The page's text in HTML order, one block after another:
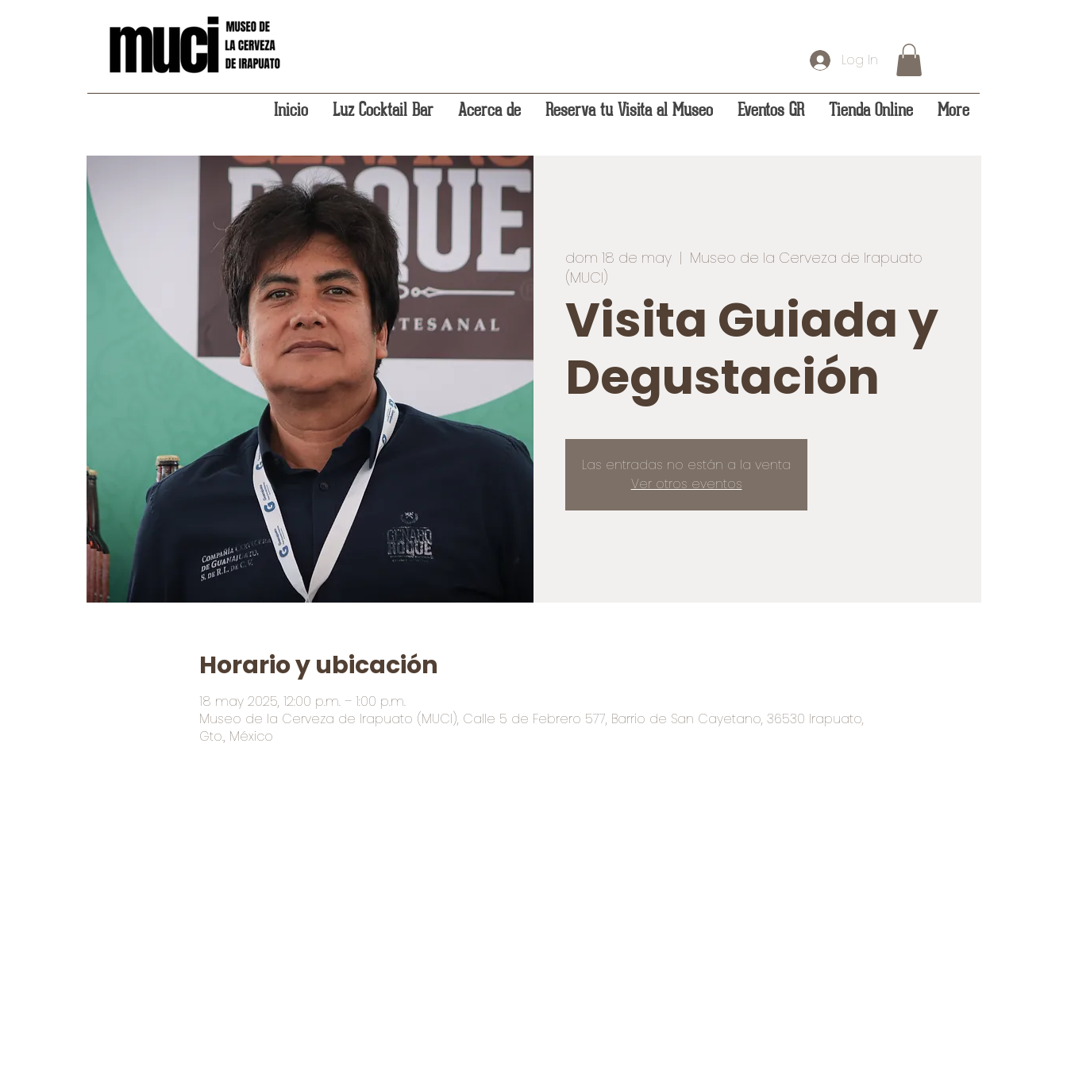
Log In
Inicio Luz Cocktail Bar Acerca de Reserva tu Visita al Museo Eventos GR Tienda Online More
dom 18 de may
  |
Museo de la Cerveza de Irapuato
(MUCI)
Visita Guiada y
Degustación
Las entradas no están a la venta
Ver otros eventos
Horario y ubicación
18 may 2025, 12:00 p.m. – 1:00 p.m.
Museo de la Cerveza de Irapuato (MUCI), Calle 5 de Febrero 577, Barrio de San Cayetano, 36530 Irapuato,
Gto., México